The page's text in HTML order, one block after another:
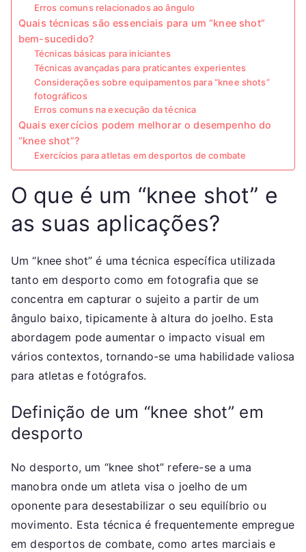
Erros comuns relacionados ao ângulo
Quais técnicas são essenciais para um “knee shot”
bem-sucedido?
Técnicas básicas para iniciantes
Técnicas avançadas para praticantes experientes
Considerações sobre equipamentos para “knee shots”
fotográficos
Erros comuns na execução da técnica
Quais exercícios podem melhorar o desempenho do
“knee shot”?
Exercícios para atletas em desportos de combate
O que é um “knee shot” e
as suas aplicações?
Um “knee shot” é uma técnica específica utilizada
tanto em desporto como em fotografia que se
concentra em capturar o sujeito a partir de um
ângulo baixo, tipicamente à altura do joelho. Esta
abordagem pode aumentar o impacto visual em
vários contextos, tornando-se uma habilidade valiosa
para atletas e fotógrafos.
Definição de um “knee shot” em
desporto
No desporto, um “knee shot” refere-se a uma
manobra onde um atleta visa o joelho de um
oponente para desestabilizar o seu equilíbrio ou
movimento. Esta técnica é frequentemente empregue
em desportos de combate, como artes marciais e